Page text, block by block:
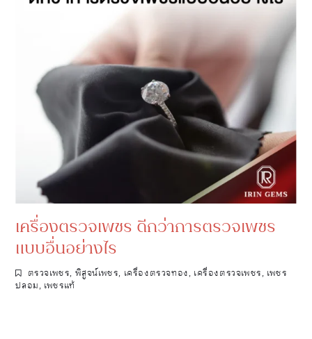
เครื่องตรวจเพชร ดีกว่าการตรวจเพชร
แบบอื่นอย่างไร
ตรวจเพชร, พิสูจน์เพชร, เครื่องตรวจทอง, เครื่องตรวจเพชร, เพชร
ปลอม, เพชรแท้